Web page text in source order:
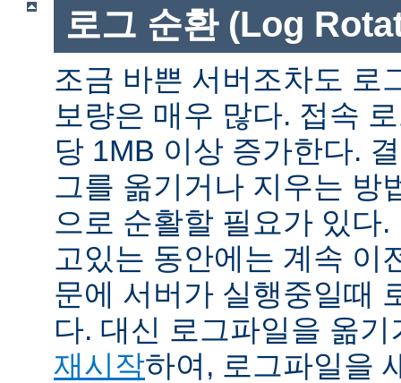
로그 순환 (Log
조금 바쁜 서버조차도 로
보량은 매우 많다. 접속
당 1MB 이상 증가한다.
그를 옮기거나 지우는 방
으로 순활할 필요가 있다
고있는 동안에는 계속 이
문에 서버가 실행중일때
다. 대신 로그파일을 옮
재시작하여, 로그파일을